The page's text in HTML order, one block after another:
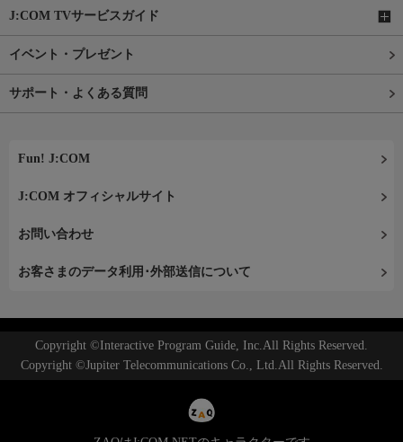
J:COM TVサービスガイド
イベント・プレゼント
サポート・よくある質問
Fun! J:COM
J:COM オフィシャルサイト
お問い合わせ
お客さまのデータ利用･外部送信について
Copyright ©Interactive Program Guide, Inc.All Rights Reserved.
Copyright ©Jupiter Telecommunications Co., Ltd.All Rights Reserved.